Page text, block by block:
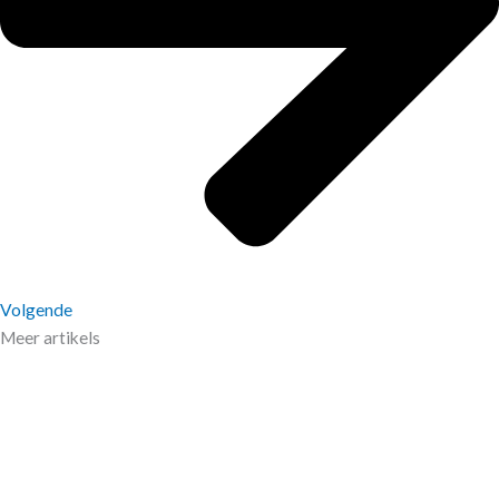
Volgende
Meer artikels